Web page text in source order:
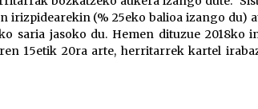
irizpidearekin (% 25eko balioa izango du)
saria jasoko du. Hemen dituzue 2018ko
15etik 20ra arte, herritarrek kartel